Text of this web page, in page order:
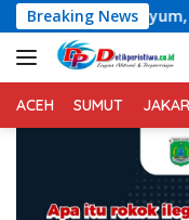
Langsung
ke
konten
Breaking News
Sapa dan Salam
ACEH SUMUT